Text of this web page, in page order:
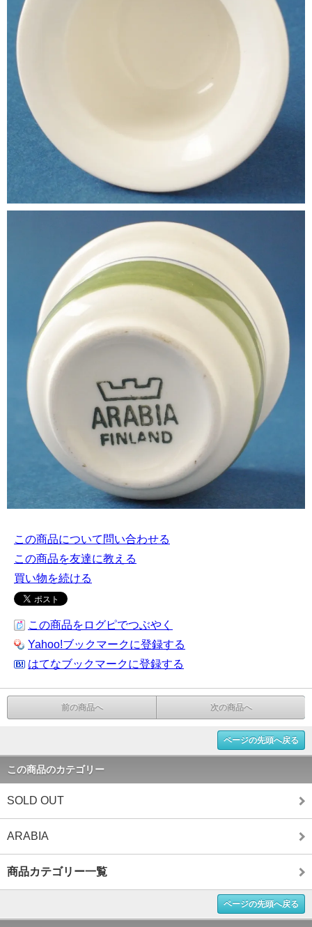
この商品について問い合わせる
この商品を友達に教える
買い物を続ける
この商品をログピでつぶやく
Yahoo!ブックマークに登録する
はてなブックマークに登録する
前の商品へ 次の商品へ
ページの先頭へ戻る
この商品のカテゴリー
SOLD OUT
ARABIA
商品カテゴリー一覧
ページの先頭へ戻る